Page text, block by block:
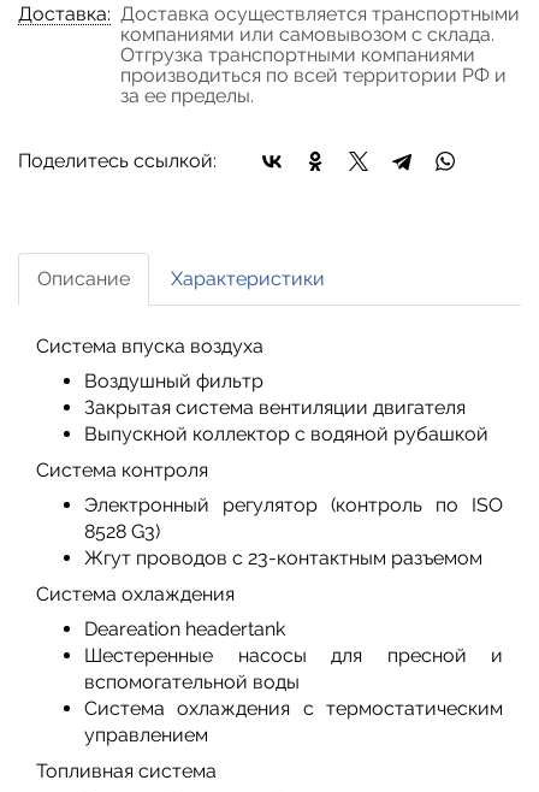
Доставка: Доставка осуществляется транспортными
компаниями или самовывозом с склада.
Отгрузка транспортными компаниями
производиться по всей территории РФ и
за ее пределы.
Поделитесь ссылкой:
Описание Характеристики
Система впуска воздуха
Воздушный фильтр
Закрытая система вентиляции двигателя
Выпускной коллектор с водяной рубашкой
Система контроля
Электронный регулятор (контроль по ISO
8528 G3)
Жгут проводов с 23-контактным разъемом
Система охлаждения
Deareation headertank
Шестеренные насосы для пресной и
вспомогательной воды
Система охлаждения с термостатическим
управлением
Топливная система